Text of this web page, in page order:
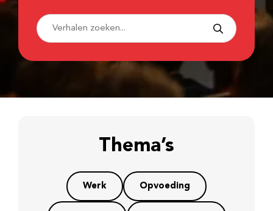
Thema’s
Werk Opvoeding